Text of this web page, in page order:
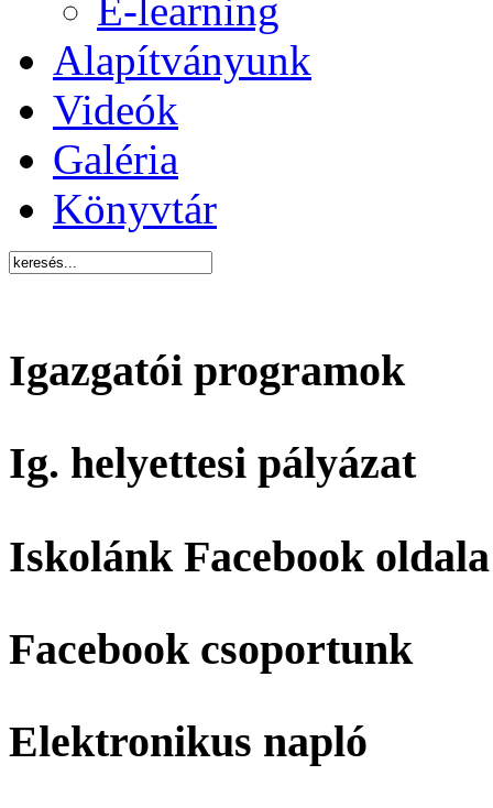
E-learning
Alapítványunk
Videók
Galéria
Könyvtár
Igazgatói programok
Ig. helyettesi pályázat
Iskolánk Facebook oldala
Facebook csoportunk
Elektronikus napló